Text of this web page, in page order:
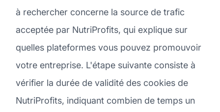
à rechercher concerne la source de trafic
acceptée par NutriProfits, qui explique sur
quelles plateformes vous pouvez promouvoir
votre entreprise. L'étape suivante consiste à
vérifier la durée de validité des cookies de
NutriProfits, indiquant combien de temps un